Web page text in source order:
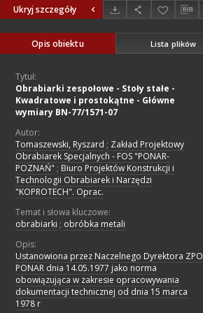
Ukryj szczegóły
Opis obiektu Lista plików
Tytuł:
Obrabiarki zespołowe - Stoły stałe -
Kwadratowe i prostokątne - Główne
wymiary BN-77/1571-07
Autor:
Tomaszewski, Ryszard ; Zakład Projektowy
Obrabiarek Specjalnych - FOS "PONAR-
POZNAŃ" ; Biuro Projektów Konstrukcji i
Technologii Obrabiarek i Narzędzi
"KOPROTECH". Oprac.
Temat i słowa kluczowe:
obrabiarki ; obróbka metali
Opis:
Ustanowiona przez Naczelnego Dyrektora ZPO
PONAR dnia 14.05.1977 jako norma
obowiązująca w zakresie opracowywania
dokumentacji technicznej od dnia 15 marca
1978 r